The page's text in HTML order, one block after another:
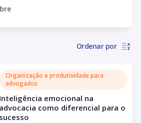
Equipes. Atua como consultora de
jurídicos com enfoque na
entre gestão, estratégia, liderança,
Há anos desenvolve
em sua plataforma Direito &
Ordenar por
Organização e produtividade para
advogados
Inteligência emocional na
advocacia como diferencial para o
sucesso